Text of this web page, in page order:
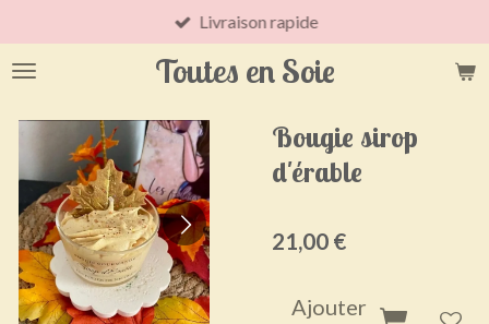
au
contenu
Toutes en Soie
Livraison rapide
Bougie sirop
d'érable
21,00 €
Ajouter